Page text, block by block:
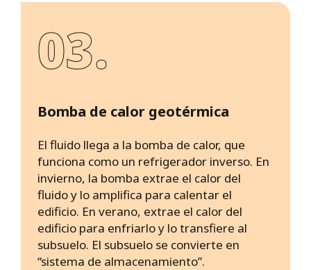
03.
Bomba de calor geotérmica
El fluido llega a la bomba de calor, que
funciona como un refrigerador inverso. En
invierno, la bomba extrae el calor del
fluido y lo amplifica para calentar el
edificio. En verano, extrae el calor del
edificio para enfriarlo y lo transfiere al
subsuelo. El subsuelo se convierte en
“sistema de almacenamiento”.